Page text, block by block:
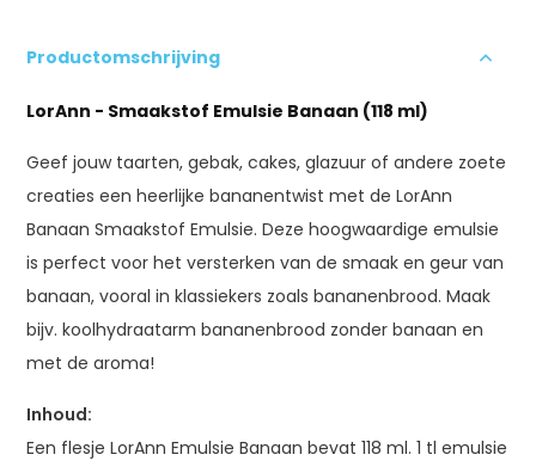
Productomschrijving
LorAnn - Smaakstof Emulsie Banaan (118 ml)
Geef jouw taarten, gebak, cakes, glazuur of andere zoete
creaties een heerlijke bananentwist met de LorAnn
Banaan Smaakstof Emulsie. Deze hoogwaardige emulsie
is perfect voor het versterken van de smaak en geur van
banaan, vooral in klassiekers zoals bananenbrood. Maak
bijv. koolhydraatarm bananenbrood zonder banaan en
met de aroma!
Inhoud:
Een flesje LorAnn Emulsie Banaan bevat 118 ml. 1 tl emulsie